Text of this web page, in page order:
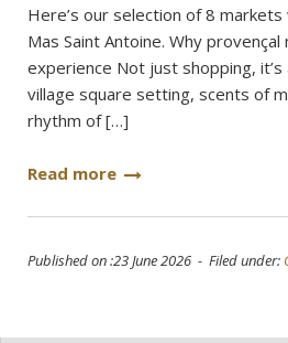
Here’s our selection of 8
Mas Saint Antoine. Why
experience Not just shopping, it’s
village square setting, scents of
rhythm of […]
Read more
Published on :23 June 2026 - Filed under: